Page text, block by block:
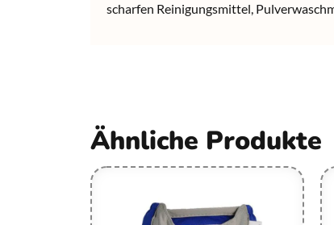
scharfen Reinigungsmittel,
Ähnliche Produkte